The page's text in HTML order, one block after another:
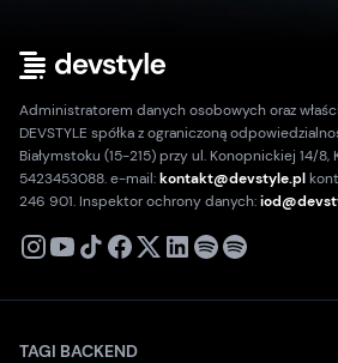
Administratorem danych osobowych oraz
DEVSTYLE spółka z ograniczoną
Białymstoku (15-215) przy ul. Konopnickiej 14/8,
5423453088. e-mail:kontakt@devstyle.pl
246 901. Inspektor ochrony danych:
X
TAGI BACKEND